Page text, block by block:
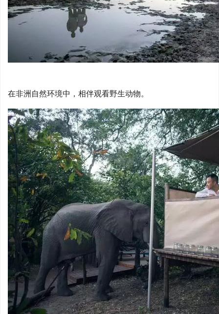
在非洲自然环境中，相伴观看野生动物。